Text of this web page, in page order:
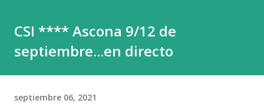
CSI **** Ascona 9/12 de
septiembre...en directo
septiembre 06, 2021